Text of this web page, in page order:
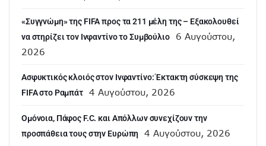
«Συγγνώμη» της FIFA προς τα 211 μέλη της – Εξακολουθεί
να στηρίζει τον Ινφαντίνο το Συμβούλιο
6 Αυγούστου,
2026
Ασφυκτικός κλοιός στον Ινφαντίνο: Έκτακτη σύσκεψη της
FIFA στο Ραμπάτ
4 Αυγούστου, 2026
Ομόνοια, Πάφος F.C. και Απόλλων συνεχίζουν την
προσπάθεια τους στην Ευρώπη
4 Αυγούστου, 2026